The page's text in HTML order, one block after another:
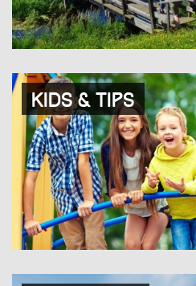
Kids & tips